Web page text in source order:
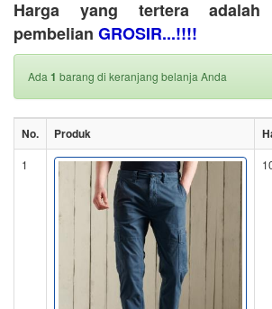
Harga yang tertera
pembelian GROSIR...!!!!
Ada 1 barang di keranjang belanja Anda
No. Produk
1